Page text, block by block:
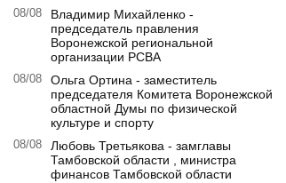
08/08
Владимир Михайленко -
председатель правления
Воронежской региональной
организации РСВА
08/08
Ольга Ортина - заместитель
председателя Комитета Воронежской
областной Думы по физической
культуре и спорту
08/08
Любовь Третьякова - замглавы
Тамбовской области , министра
финансов Тамбовской области